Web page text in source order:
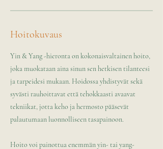
Hoitokuvaus
Yin & Yang -hieronta on kokonaisvaltainen hoito,
joka muokataan aina sinun sen hetkisen tilanteesi
ja tarpeidesi mukaan. Hoidossa yhdistyvät sekä
syvästi rauhoittavat että tehokkaasti avaavat
tekniikat, jotta keho ja hermosto pääsevät
palautumaan luonnolliseen tasapainoon.
Hoito voi painottua enemmän yin- tai yang-